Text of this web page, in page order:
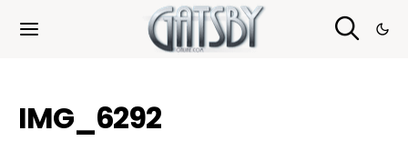
IMG_6292
Cookies management panel